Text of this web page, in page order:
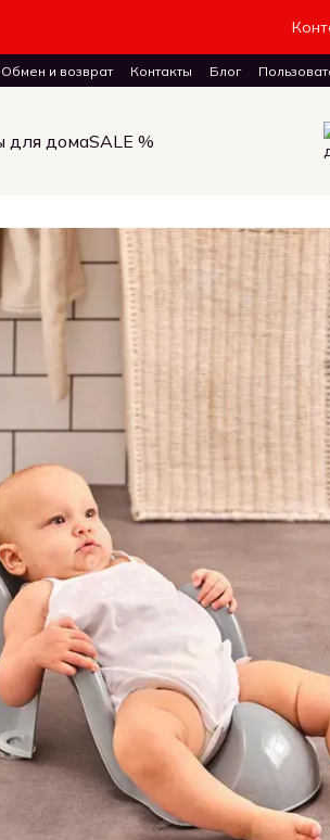
Обмен и возврат Контакты Блог
куплю-продажу и доставку товаров
для домаSALE %